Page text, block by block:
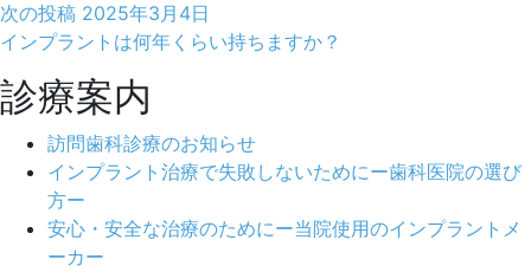
次の投稿 2025年3月4日
インプラントは何年くらい持ちますか？
診療案内
訪問歯科診療のお知らせ
インプラント治療で失敗しないためにー歯科医院の選び
方ー
安心・安全な治療のためにー当院使用のインプラントメ
ーカー